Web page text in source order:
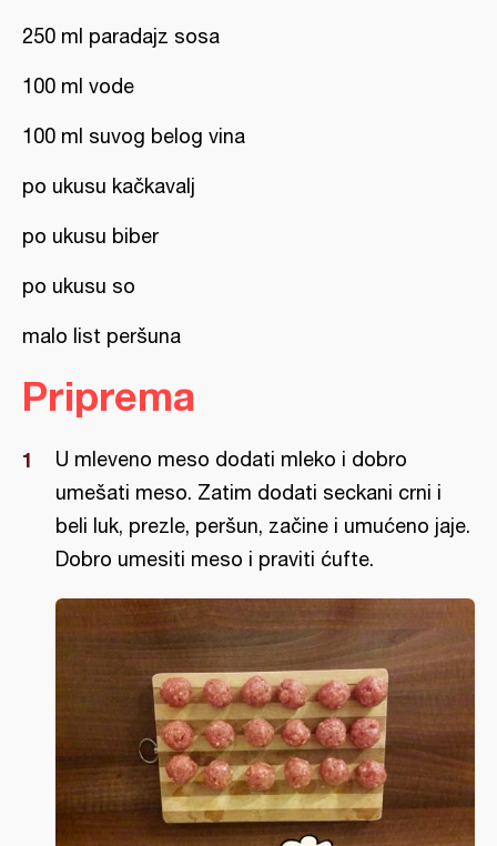
250 ml paradajz sosa
100 ml vode
100 ml suvog belog vina
po ukusu kačkavalj
po ukusu biber
po ukusu so
malo list peršuna
Priprema
U mleveno meso dodati mleko i dobro
umešati meso. Zatim dodati seckani crni i
beli luk, prezle, peršun, začine i umućeno jaje.
Dobro umesiti meso i praviti ćufte.